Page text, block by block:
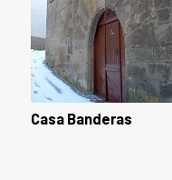
Casa Banderas